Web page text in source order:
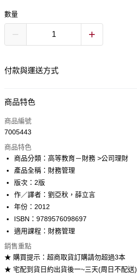
數量
付款與運送方式
付款方式
信用卡一次付款
Apple Pay
Google Pay
ATM付款
運送方式
每筆NT$60
付款後全家取貨
商品特色
商品編號
7005443
商品特色
商品分類：高等教育－財務 >公司理財
產品全稱：財務管理
版次：2版
作／譯者：劉亞秋，薛立言
年份：2012
ISBN：9789576098697
適用課程：財務管理
銷售重點
★ 購買提示：超商取貨訂購請勿超過3本
★ 宅配到貨日約出貨後一~三天(周日不配送)